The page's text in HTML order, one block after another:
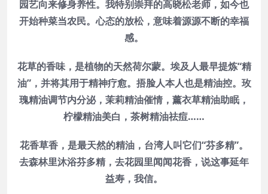
园艺向来修身养性。我特别崇拜的高晓松老师，如今也
开始种菜当农民。心态的放松，意味着源源不断的幸福
感。
花草的香味，是植物的天然荷尔蒙。埃及人最早提炼“精
油”，并将其用于精神疗愈。捂脸人本人也是精油控。玫
瑰精油调节内分泌，茉莉精油催情，薰衣草精油助眠，
柠檬精油美白，茶树精油祛痘……
花香草香，是最天然的精油，台湾人叫它们“芬多精”。
去森林里沐浴芬多精，去花园里闻闻花香，说这事延年
益寿，我信。